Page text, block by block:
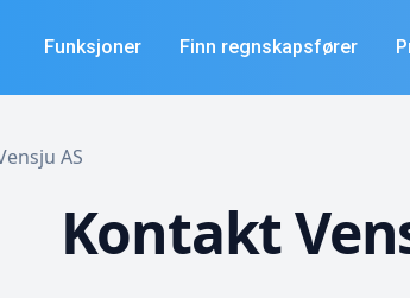
Funksjoner Finn regnskapsfører
AS
Kontakt